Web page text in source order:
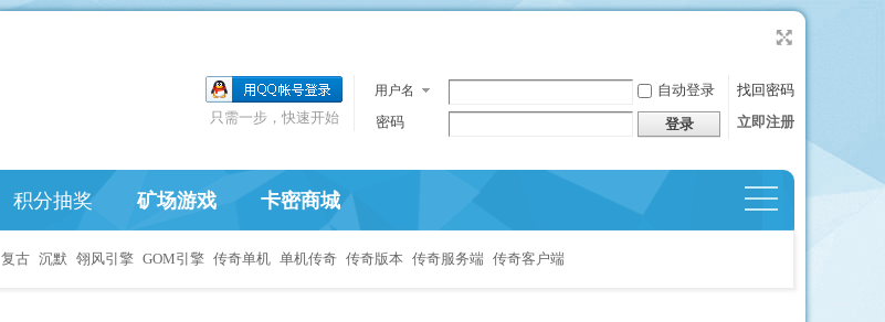
用户名 自动登录
找回密码
密码
登录 立即注册
只需一步，快速开始
积分抽奖 矿场游戏 卡密商城
复古 沉默 翎风引擎 GOM引擎 传奇单机 单机传奇 传奇版本 传奇服务端 传奇客户端